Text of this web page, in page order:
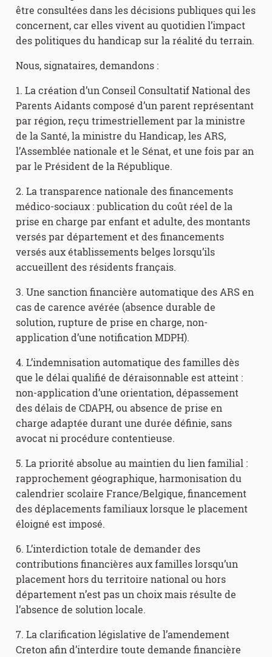
être consultées dans les décisions publiques qui les
concernent, car elles vivent au quotidien l’impact
des politiques du handicap sur la réalité du terrain.
Nous, signataires, demandons :
1. La création d’un Conseil Consultatif National des
Parents Aidants composé d’un parent représentant
par région, reçu trimestriellement par la ministre
de la Santé, la ministre du Handicap, les ARS,
l’Assemblée nationale et le Sénat, et une fois par an
par le Président de la République.
2. La transparence nationale des financements
médico-sociaux : publication du coût réel de la
prise en charge par enfant et adulte, des montants
versés par département et des financements
versés aux établissements belges lorsqu’ils
accueillent des résidents français.
3. Une sanction financière automatique des ARS en
cas de carence avérée (absence durable de
solution, rupture de prise en charge, non-
application d’une notification MDPH).
4. L’indemnisation automatique des familles dès
que le délai qualifié de déraisonnable est atteint :
non-application d’une orientation, dépassement
des délais de CDAPH, ou absence de prise en
charge adaptée durant une durée définie, sans
avocat ni procédure contentieuse.
5. La priorité absolue au maintien du lien familial :
rapprochement géographique, harmonisation du
calendrier scolaire France/Belgique, financement
des déplacements familiaux lorsque le placement
éloigné est imposé.
6. L’interdiction totale de demander des
contributions financières aux familles lorsqu’un
placement hors du territoire national ou hors
département n’est pas un choix mais résulte de
l’absence de solution locale.
7. La clarification législative de l’amendement
Creton afin d’interdire toute demande financière